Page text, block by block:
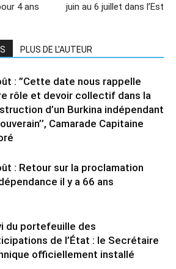
4 ans
juin au 6 juillet dans l’Est
PLUS DE L'AUTEUR
: ”Cette date nous rappelle
rôle et devoir collectif dans la
d’un Burkina indépendant
Camarade Capitaine
: Retour sur la proclamation
il y a 66 ans
du portefeuille des
de l’État : le Secrétaire
officiellement installé